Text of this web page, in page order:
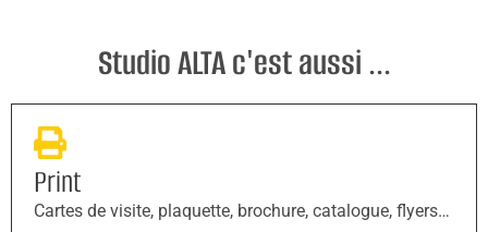
Studio ALTA c'est aussi ...
Print
Cartes de visite, plaquette, brochure, catalogue, flyers…